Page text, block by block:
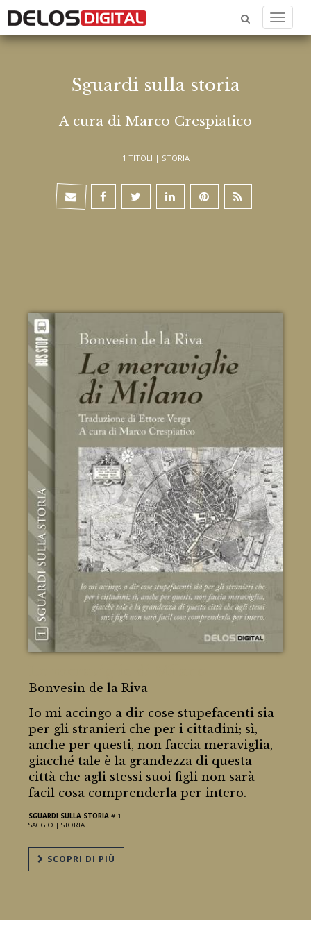
Menu
Sguardi sulla storia
A cura di Marco Crespiatico
1 TITOLI | STORIA
Bonvesin de la Riva
Io mi accingo a dir cose stupefacenti sia
per gli stranieri che per i cittadini; sì,
anche per questi, non faccia meraviglia,
giacché tale è la grandezza di questa
città che agli stessi suoi figli non sarà
facil cosa comprenderla per intero.
SGUARDI SULLA STORIA # 1
SAGGIO |STORIA
SCOPRI DI PIÙ